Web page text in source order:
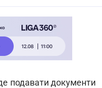
подавати документи